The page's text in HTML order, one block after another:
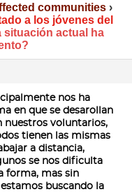
communities ›
a los jóvenes del
situación actual ha
nos ha
en que se desarollan
nuestros voluntarios,
tienen las mismas
a distancia,
se nos dificulta
forma, mas sin
buscando la